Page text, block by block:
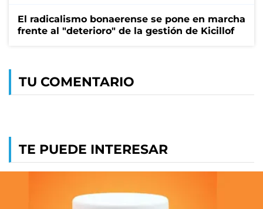
El radicalismo bonaerense se pone en marcha
frente al "deterioro" de la gestión de Kicillof
TU COMENTARIO
TE PUEDE INTERESAR